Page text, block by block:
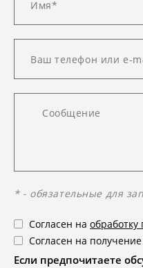
* - обязательные для
Согласен на
Согласен на
Если предпочитаете